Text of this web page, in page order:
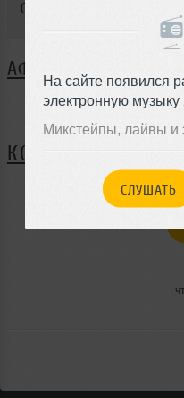
На сайте появился
электронную музыку
Микстейпы, лайвы и
СЛУШАТЬ
0058
АФИША Было
КОММЕНТАРИИ